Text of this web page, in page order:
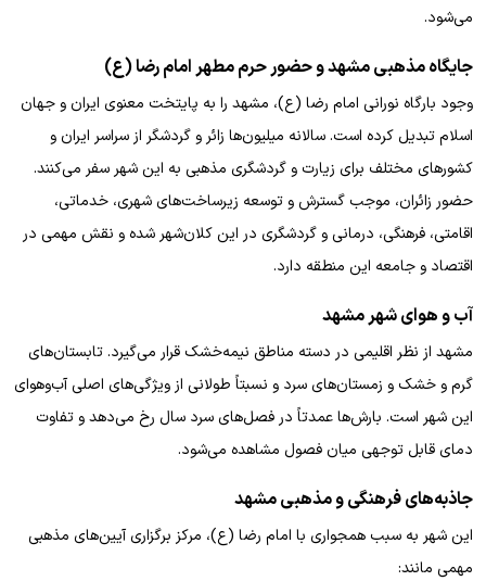
می‌شود.
جایگاه مذهبی مشهد و حضور حرم مطهر امام رضا (ع)
وجود بارگاه نورانی امام رضا (ع)، مشهد را به پایتخت معنوی ایران و جهان
اسلام تبدیل کرده است. سالانه میلیون‌ها زائر و گردشگر از سراسر ایران و
کشور‌های مختلف برای زیارت و گردشگری مذهبی به این شهر سفر می‌کنند.
حضور زائران، موجب گسترش و توسعه زیرساخت‌های شهری، خدماتی،
اقامتی، فرهنگی، درمانی و گردشگری در این کلان‌شهر شده و نقش مهمی در
اقتصاد و جامعه این منطقه دارد.
آب و هوای شهر مشهد
مشهد از نظر اقلیمی در دسته مناطق نیمه‌خشک قرار می‌گیرد. تابستان‌های
گرم و خشک و زمستان‌های سرد و نسبتاً طولانی از ویژگی‌های اصلی آب‌وهوای
این شهر است. بارش‌ها عمدتاً در فصل‌های سرد سال رخ می‌دهد و تفاوت
دمای قابل توجهی میان فصول مشاهده می‌شود.
جاذبه‌های فرهنگی و مذهبی مشهد
این شهر به سبب همجواری با امام رضا (ع)، مرکز برگزاری آیین‌های مذهبی
مهمی مانند: